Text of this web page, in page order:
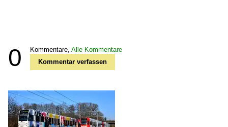
0 Kommentare, Alle Kommentare
Kommentar verfassen